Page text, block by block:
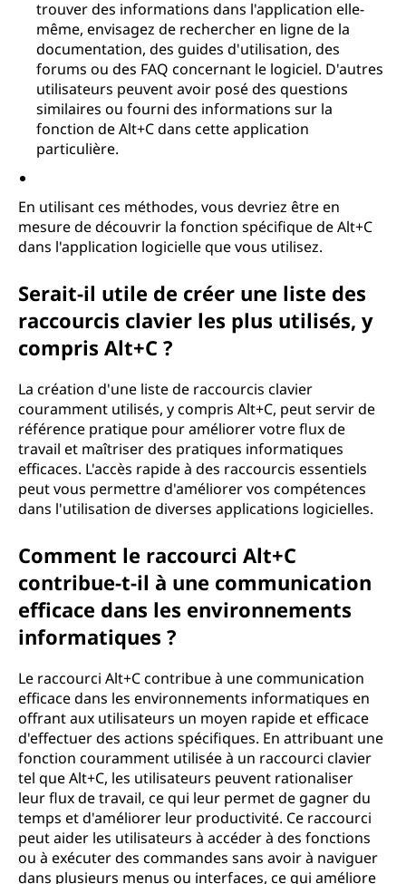
trouver des informations dans l'application elle-
même, envisagez de rechercher en ligne de la
documentation, des guides d'utilisation, des
forums ou des FAQ concernant le logiciel. D'autres
utilisateurs peuvent avoir posé des questions
similaires ou fourni des informations sur la
fonction de Alt+C dans cette application
particulière.
En utilisant ces méthodes, vous devriez être en
mesure de découvrir la fonction spécifique de Alt+C
dans l'application logicielle que vous utilisez.
Serait-il utile de créer une liste des
raccourcis clavier les plus utilisés, y
compris Alt+C ?
La création d'une liste de raccourcis clavier
couramment utilisés, y compris Alt+C, peut servir de
référence pratique pour améliorer votre flux de
travail et maîtriser des pratiques informatiques
efficaces. L'accès rapide à des raccourcis essentiels
peut vous permettre d'améliorer vos compétences
dans l'utilisation de diverses applications logicielles.
Comment le raccourci Alt+C
contribue-t-il à une communication
efficace dans les environnements
informatiques ?
Le raccourci Alt+C contribue à une communication
efficace dans les environnements informatiques en
offrant aux utilisateurs un moyen rapide et efficace
d'effectuer des actions spécifiques. En attribuant une
fonction couramment utilisée à un raccourci clavier
tel que Alt+C, les utilisateurs peuvent rationaliser
leur flux de travail, ce qui leur permet de gagner du
temps et d'améliorer leur productivité. Ce raccourci
peut aider les utilisateurs à accéder à des fonctions
ou à exécuter des commandes sans avoir à naviguer
dans plusieurs menus ou interfaces, ce qui améliore